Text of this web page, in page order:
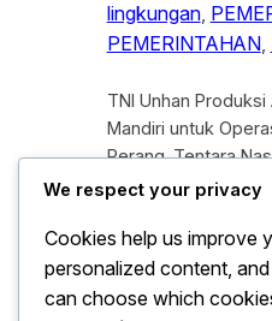
lingkungan,
PEMERINTAHAN,
TNI Unhan
Mandiri untuk
Perang. Tentara
(TNI) bekerja sama
dalam mendukung
Operasi Militer
khususnya di
We respect your privacy
Cookies help us improve
personalized content,
can choose which